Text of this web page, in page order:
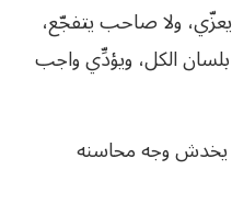
يعزّي، ولاصاحبيتفجّع،
بلسانالكل، ويؤدِّيواجب
يخدشوجهمحاسنه